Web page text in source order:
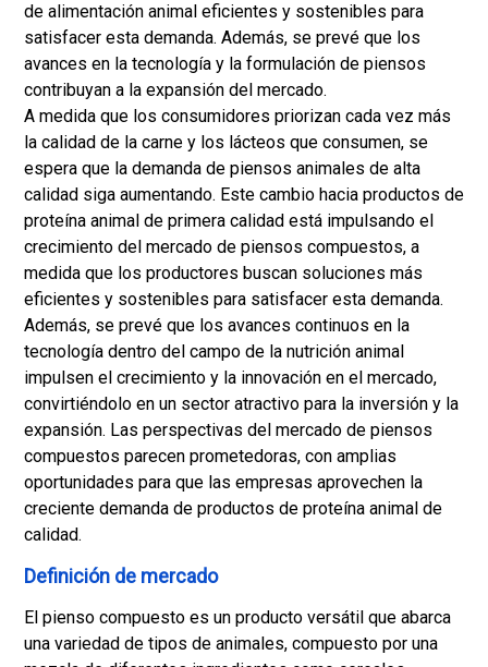
de alimentación animal eficientes y sostenibles para
satisfacer esta demanda. Además, se prevé que los
avances en la tecnología y la formulación de piensos
contribuyan a la expansión del mercado.
A medida que los consumidores priorizan cada vez más
la calidad de la carne y los lácteos que consumen, se
espera que la demanda de piensos animales de alta
calidad siga aumentando. Este cambio hacia productos de
proteína animal de primera calidad está impulsando el
crecimiento del mercado de piensos compuestos, a
medida que los productores buscan soluciones más
eficientes y sostenibles para satisfacer esta demanda.
Además, se prevé que los avances continuos en la
tecnología dentro del campo de la nutrición animal
impulsen el crecimiento y la innovación en el mercado,
convirtiéndolo en un sector atractivo para la inversión y la
expansión. Las perspectivas del mercado de piensos
compuestos parecen prometedoras, con amplias
oportunidades para que las empresas aprovechen la
creciente demanda de productos de proteína animal de
calidad.
Definición de mercado
El pienso compuesto es un producto versátil que abarca
una variedad de tipos de animales, compuesto por una